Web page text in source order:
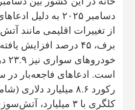
دسامبر ۲۰۲۵ به
از تغییرات اقلیمی مانند
برف، ۴۵ درصد افزایش
رکورد ۸.۶ میلیارد